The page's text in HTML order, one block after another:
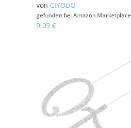
von CIYODO
gefunden bei Amazon Marketplace
9,09 €